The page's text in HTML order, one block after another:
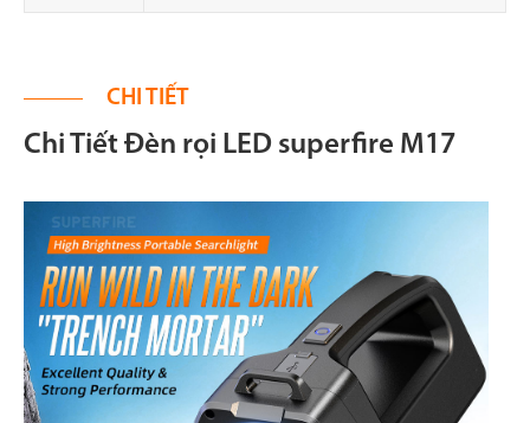
CHI TIẾT
Chi Tiết Đèn rọi LED superfire M17